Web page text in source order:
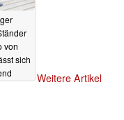
von
sich
Weitere Artikel